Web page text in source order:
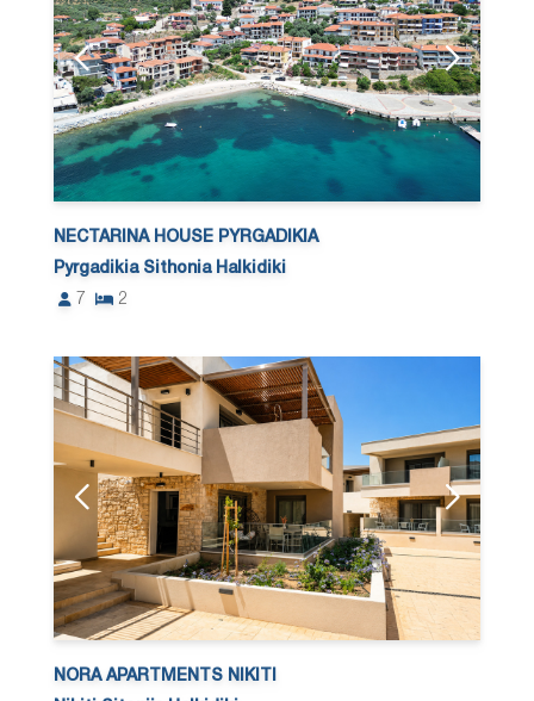
NECTARINA HOUSE PYRGADIKIA
Pyrgadikia Sithonia Halkidiki
7
2
NORA APARTMENTS NIKITI